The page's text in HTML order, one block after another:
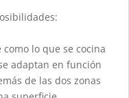
lo que se cocina
adaptan en función
de las dos zonas